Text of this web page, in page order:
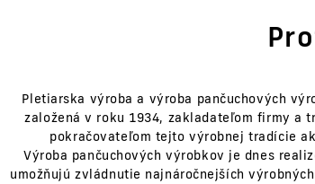
Pletiarska výroba a výroba pančuchových
založená v roku 1934, zakladateľom firmy a
pokračovateľom tejto výrobnej tradície
Výroba pančuchových výrobkov je dnes
umožňujú zvládnutie najnáročnejších